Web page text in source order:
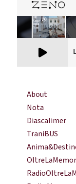
About
Nota
Diascalimer
TraniBUS